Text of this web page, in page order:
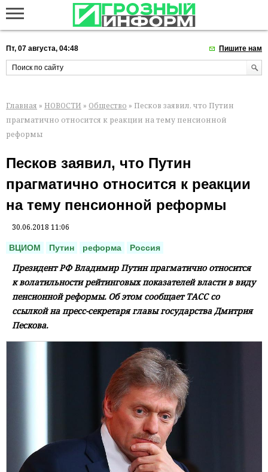
Пт, 07 августа, 04:48 Пишите нам
Главная » НОВОСТИ » Общество » Песков заявил, что Путин
прагматично относится к реакции на тему пенсионной
реформы
Песков заявил, что Путин
прагматично относится к реакции
на тему пенсионной реформы
30.06.2018 11:06
ВЦИОМ Путин реформа Россия
Президент РФ Владимир Путин прагматично относится
к волатильности рейтинговых показателей власти в виду
пенсионной реформы. Об этом сообщает ТАСС со
ссылкой на пресс-секретаря главы государства Дмитрия
Пескова.